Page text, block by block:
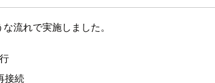
流れで実施しました。
接続